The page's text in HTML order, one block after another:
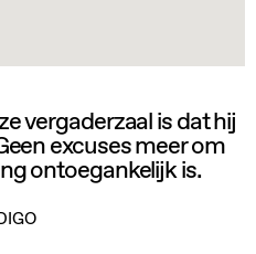
vergaderzaal is dat hij
excuses meer om
ontoegankelijk is.